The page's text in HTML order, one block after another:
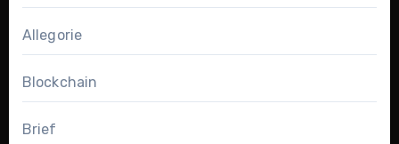
Allegorie
Blockchain
Brief